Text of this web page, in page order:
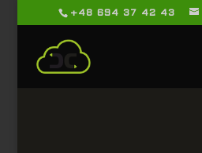
+48 694 37 42 43